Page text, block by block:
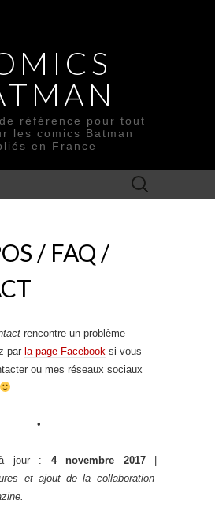
référence pour tout
les comics Batman
en France
Rechercher :
/ FAQ /
rencontre un problème
par la page Facebook si vous
ou mes réseaux sociaux
•
à jour : 4 novembre 2017|
et ajout de la collaboration